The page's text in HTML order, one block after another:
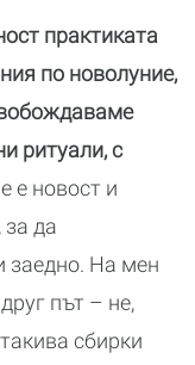
практиката
по новолуние,
ритуали, с
е новост и
за да
заедно. На мен
път – не,
сбирки